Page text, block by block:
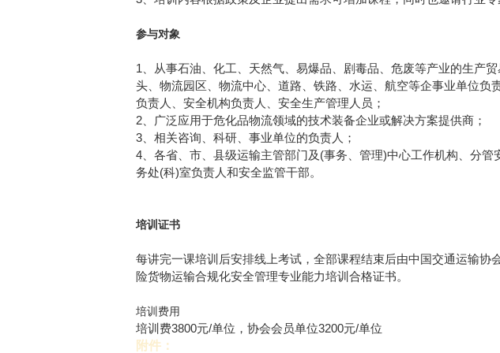
参与对象
1、从事石油、化工、天然气、易爆品、剧毒品、危废等产业的生产
头、物流园区、物流中心、道路、铁路、水运、航空等企事业单位负
负责人、安全机构负责人、安全生产管理人员；
2、广泛应用于危化品物流领域的技术装备企业或解决方案提供商；
3、相关咨询、科研、事业单位的负责人；
4、各省、市、县级运输主管部门及(事务、管理)中心工作机构、分管
务处(科)室负责人和安全监管干部。
培训证书
每讲完一课培训后安排线上考试，全部课程结束后由中国交通运输协
险货物运输合规化安全管理专业能力培训合格证书。
培训费用
培训费3800元/单位，协会会员单位3200元/单位
附件：